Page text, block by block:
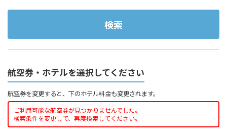
検索
航空券・ホテルを選択してください
航空券を変更すると、下のホテル料金も変更されます。
ご利用可能な航空券が見つかりませんでした。
検索条件を変更して、再度検索してください。